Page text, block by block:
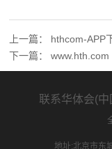
上一篇： hthcom-APP
下一篇：www.hth.com
联系华体会(中
地址:北京市东